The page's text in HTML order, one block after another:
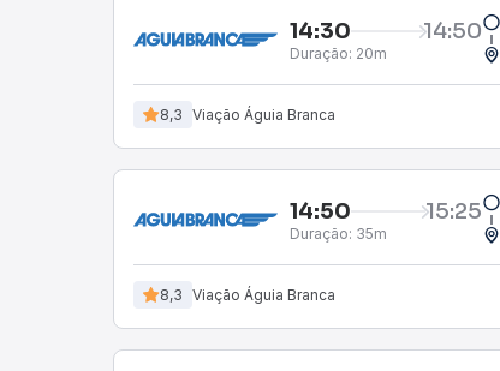
14:30 14:50
Duração: 20m
8,3 Viação Águia Branca
14:50 15:25
Duração: 35m
8,3 Viação Águia Branca